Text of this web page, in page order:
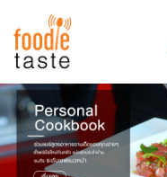
สูตรอาหาร
สูตรอาหารล่าสุด
พาไปชิม